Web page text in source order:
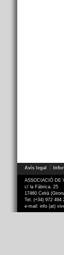
Avís legal
ASSOCIACIÓ DE
c/ la Fàbrica, 25
17460 Celrà
Tel. (+34) 972 494
e-mail: info (at)